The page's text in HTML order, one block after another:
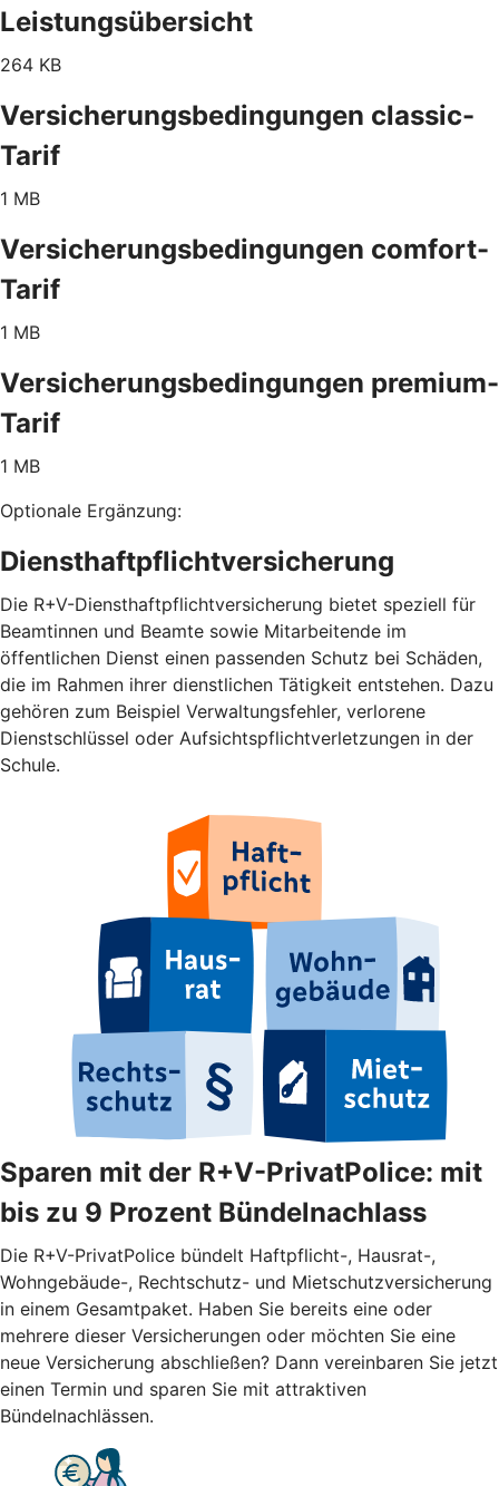
Leistungsübersicht
264 KB
Versicherungsbedingungen classic-
Tarif
1 MB
Versicherungsbedingungen comfort-
Tarif
1 MB
Versicherungsbedingungen premium-
Tarif
1 MB
Optionale Ergänzung:
Diensthaftpflichtversicherung
Die R+V-Diensthaftpflichtversicherung bietet speziell für
Beamtinnen und Beamte sowie Mitarbeitende im
öffentlichen Dienst einen passenden Schutz bei Schäden,
die im Rahmen ihrer dienstlichen Tätigkeit entstehen. Dazu
gehören zum Beispiel Verwaltungsfehler, verlorene
Dienstschlüssel oder Aufsichtspflichtverletzungen in der
Schule.
Sparen mit der R+V-PrivatPolice: mit
bis zu 9 Prozent Bündelnachlass
Die R+V-PrivatPolice bündelt Haftpflicht-, Hausrat-,
Wohngebäude-, Rechtschutz- und Mietschutzversicherung
in einem Gesamtpaket. Haben Sie bereits eine oder
mehrere dieser Versicherungen oder möchten Sie eine
neue Versicherung abschließen? Dann vereinbaren Sie jetzt
einen Termin und sparen Sie mit attraktiven
Bündelnachlässen.